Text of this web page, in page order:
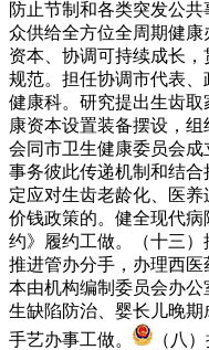
防止节制和各类突发公
众供给全方位全周期健康
资本、协调可持续成长
规范。担任协调市代表
健康科。研究提出生齿
康资本设置装备摆设，
会同市卫生健康委员会
事务彼此传递机制和结
定应对生齿老龄化、医
价钱政策的。健全现代
约》履约工做。（十三）
推进管办分手，办理西
本由机构编制委员会办
生缺陷防治、婴长儿晚
手艺办事工做。
（八